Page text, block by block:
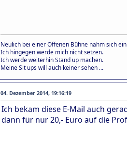
Neulich bei einer Offenen Bühne nahm sich
Ich hingegen werde mich nicht setzen.
Ich werde weiterhin Stand up machen.
Meine Sit ups will auch keiner sehen ...
04. Dezember 2014, 19:16:19
Ich bekam diese E-Mail auch
dann für nur 20,- Euro auf die